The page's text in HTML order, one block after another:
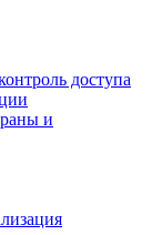
доступа
и